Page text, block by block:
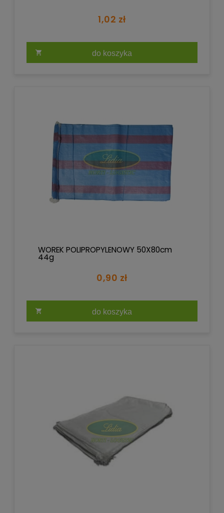
1,02 zł
do koszyka
WOREK POLIPROPYLENOWY 50X80cm
44g
0,90 zł
do koszyka